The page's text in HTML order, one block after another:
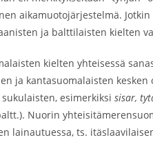
aikamuotojärjestelmä.
ja balttilaisten kielten
kielten yhteisessä
ja kantasuomalaisten
esimerkiksi sisar,
Nuorin
lainautuessa, ts.